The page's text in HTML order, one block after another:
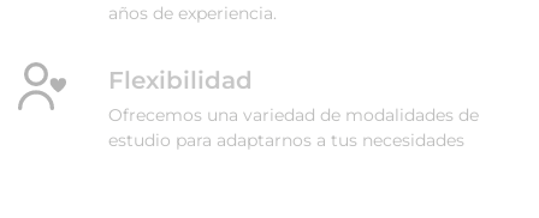
años de experiencia.
Flexibilidad
Ofrecemos una variedad de modalidades de
estudio para adaptarnos a tus necesidades